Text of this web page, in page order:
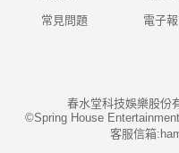
常見問題 電子
春水堂科技娛樂股份
©Spring House
客服信箱